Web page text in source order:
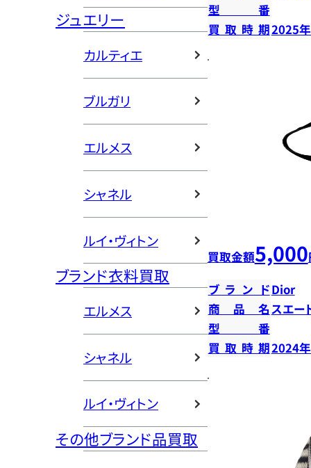
ジュエリー
カルティエ
ブルガリ
エルメス
シャネル
ルイ・ヴィトン
ブランド衣料買取
エルメス
シャネル
ルイ・ヴィトン
その他ブランド品買取
型番
買取時期2025
買取金額5,000
ブランドDior
商品名スエー
型番
買取時期2024